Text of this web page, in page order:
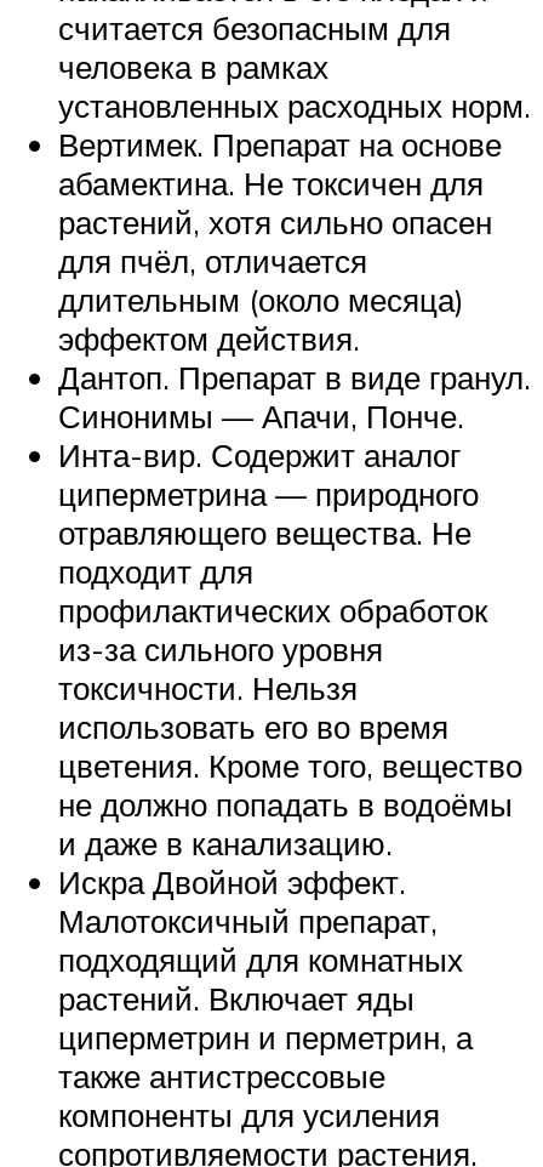
считается безопасным для
человека в рамках
установленных расходных норм.
Вертимек. Препарат на основе
абамектина. Не токсичен для
растений, хотя сильно опасен
для пчёл, отличается
длительным (около месяца)
эффектом действия.
Дантоп. Препарат в виде гранул.
Синонимы — Апачи, Понче.
Инта-вир. Содержит аналог
циперметрина — природного
отравляющего вещества. Не
подходит для
профилактических обработок
из-за сильного уровня
токсичности. Нельзя
использовать его во время
цветения. Кроме того, вещество
не должно попадать в водоёмы
и даже в канализацию.
Искра Двойной эффект.
Малотоксичный препарат,
подходящий для комнатных
растений. Включает яды
циперметрин и перметрин, а
также антистрессовые
компоненты для усиления
сопротивляемости растения.